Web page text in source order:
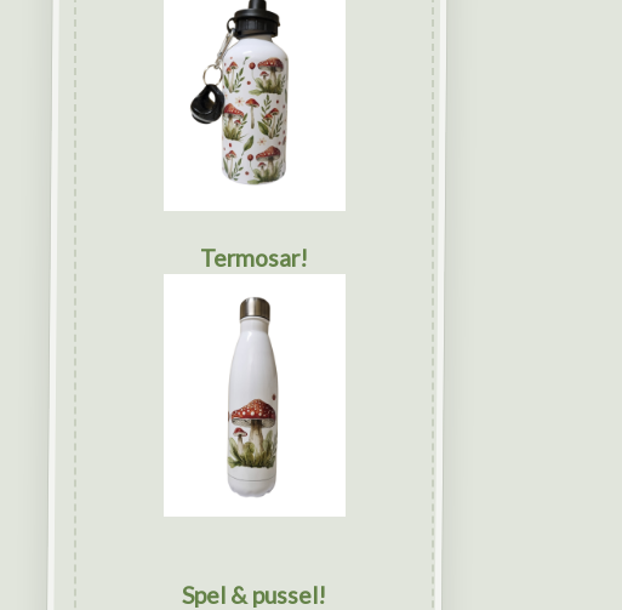
Termosar!
Spel & pussel!